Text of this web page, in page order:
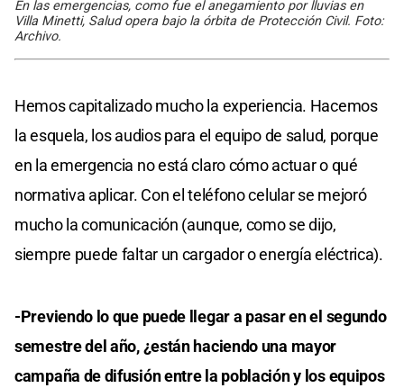
En las emergencias, como fue el anegamiento por lluvias en
Villa Minetti, Salud opera bajo la órbita de Protección Civil. Foto:
Archivo.
Hemos capitalizado mucho la experiencia. Hacemos
la esquela, los audios para el equipo de salud, porque
en la emergencia no está claro cómo actuar o qué
normativa aplicar. Con el teléfono celular se mejoró
mucho la comunicación (aunque, como se dijo,
siempre puede faltar un cargador o energía eléctrica).
-Previendo lo que puede llegar a pasar en el segundo
semestre del año, ¿están haciendo una mayor
campaña de difusión entre la población y los equipos